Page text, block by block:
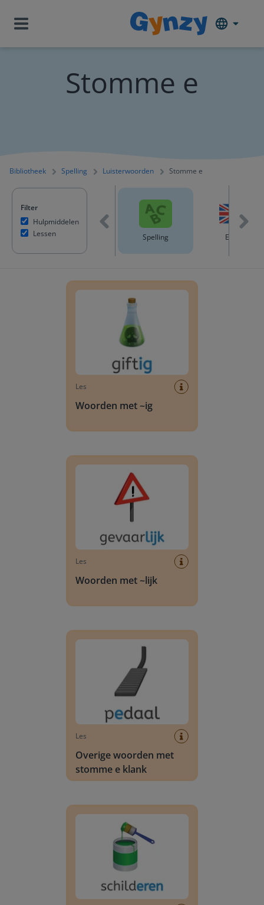
Stomme e
Bibliotheek Spelling Luisterwoorden Stomme e
Filter
Hulpmiddelen
LessenTaal / Nederlands Spelling Engels
Les
Woorden met ~ig
Les
Woorden met ~lijk
Les
Overige woorden met
stomme e klank